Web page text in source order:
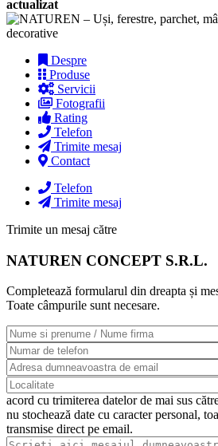
actualizat
Despre
Produse
Servicii
Fotografii
Rating
Telefon
Trimite mesaj
Contact
Telefon
Trimite mesaj
Trimite un mesaj către
NATUREN CONCEPT S.R.L.
Completează formularul din dreapta și
Toate câmpurile sunt necesare.
acord cu trimiterea datelor de mai sus
nu stochează date cu caracter personal,
transmise direct pe email.